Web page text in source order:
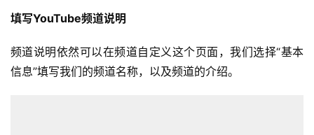
填写YouTube频道说明
频道说明依然可以在频道自定义这个页面，我们选择“基本
信息”填写我们的频道名称，以及频道的介绍。